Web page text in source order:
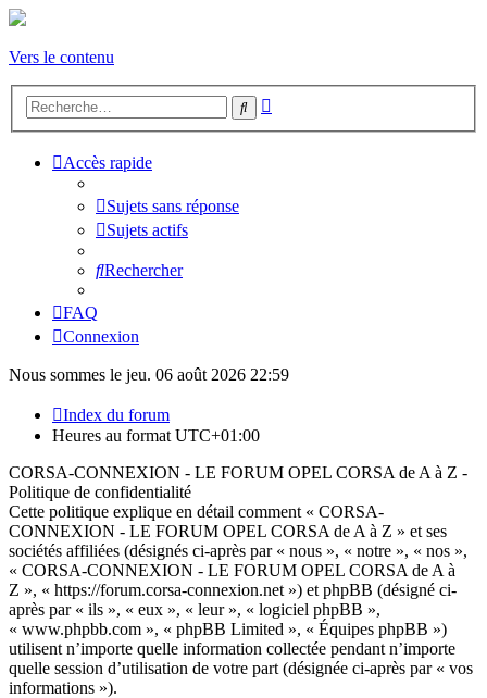
Vers le contenu
Rechercher
Accès rapide
Sujets sans réponse
Sujets actifs
Rechercher
FAQ
Connexion
Nous sommes le jeu. 06 août 2026 22:59
Index du forum
Heures au format UTC+01:00
CORSA-CONNEXION - LE FORUM OPEL CORSA de A à Z -
Politique de confidentialité
Cette politique explique en détail comment « CORSA-
CONNEXION - LE FORUM OPEL CORSA de A à Z » et ses
sociétés affiliées (désignés ci-après par « nous », « notre », « nos »,
« CORSA-CONNEXION - LE FORUM OPEL CORSA de A à
Z », « https://forum.corsa-connexion.net ») et phpBB (désigné ci-
après par « ils », « eux », « leur », « logiciel phpBB »,
« www.phpbb.com », « phpBB Limited », « Équipes phpBB »)
utilisent n’importe quelle information collectée pendant n’importe
quelle session d’utilisation de votre part (désignée ci-après par « vos
informations »).